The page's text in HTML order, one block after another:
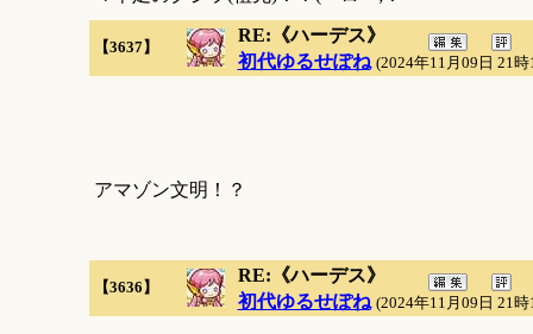
【3637】
RE:《ハーデス》
初代ゆるせぽね (2024年11月09日 21時
アマゾン文明！？
【3636】
RE:《ハーデス》
初代ゆるせぽね (2024年11月09日 21時